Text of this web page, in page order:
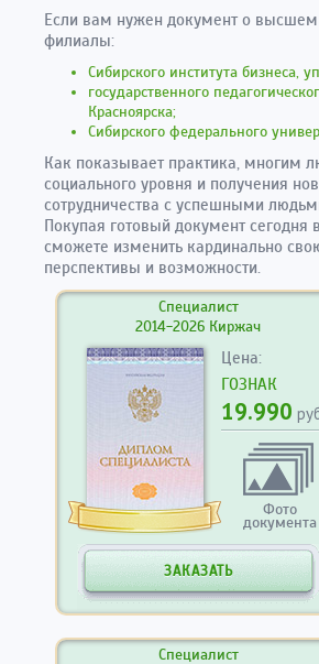
Если вам нужен документ о
филиалы:
Сибирского института бизнеса,
государственного
Красноярска;
Сибирского федерального
Как показывает практика,
социального уровня и получения
сотрудничества с успешными
Покупая готовый документ
сможете изменить кардинально
перспективы и возможности.
Специалист
2014-2026 Киржач
Цена:
ГОЗНАК
19.990
Фото
документа
ЗАКАЗАТЬ
Специалист